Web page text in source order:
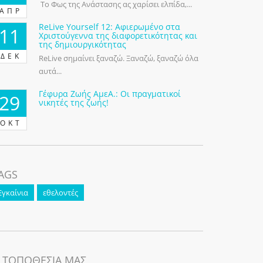
ΑΠΡ
Το Φως της Ανάστασης ας χαρίσει ελπίδα,...
ΔΕΚ
ReLive Yourself 12: Αφιερωμένο στα
Χριστούγεννα της διαφορετικότητας και
της δημιουργικότητας
ReLive σημαίνει ξαναζώ. Ξαναζώ, ξαναζώ όλα
αυτά...
ΟΚΤ
Γέφυρα Ζωής ΑμεΑ.: Οι πραγματικοί
νικητές της ζωής!
εθελοντές